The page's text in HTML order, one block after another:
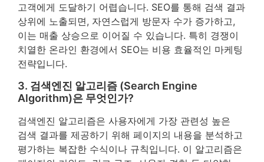
고객에게 도달하기 어렵습니다. SEO를 통해 검색 결과
상위에 노출되면, 자연스럽게 방문자 수가 증가하고,
이는 매출 상승으로 이어질 수 있습니다. 특히 경쟁이
치열한 온라인 환경에서 SEO는 비용 효율적인 마케팅
전략입니다.
3. 검색엔진 알고리즘 (Search Engine
Algorithm)은 무엇인가?
검색엔진 알고리즘은 사용자에게 가장 관련성 높은
검색 결과를 제공하기 위해 페이지의 내용을 분석하고
평가하는 복잡한 수식이나 규칙입니다. 이 알고리즘은